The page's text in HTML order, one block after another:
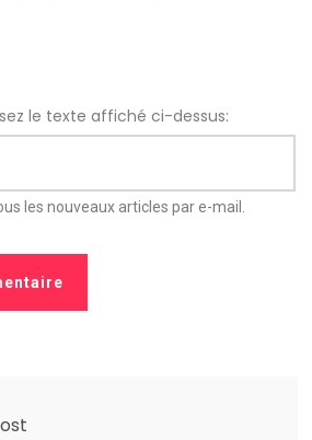
le texte affiché ci-dessus:
les nouveaux articles par e-mail.